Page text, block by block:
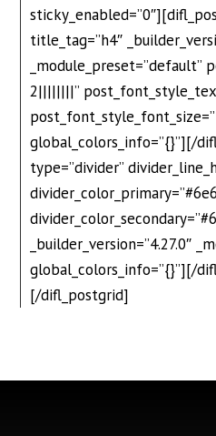
title_tag=”h4″
_module_preset=”default”
2||||||||”
global_colors_info=”{}”][/
type=”divider”
_builder_version=”4.27.0″
global_colors_info=”{}”][/
[/difl_postgrid]